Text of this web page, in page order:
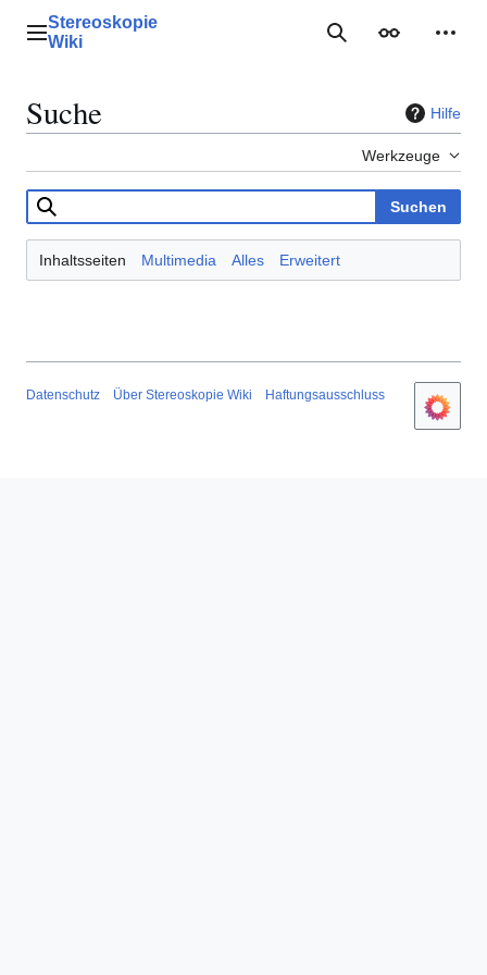
Inhalt
springenHauptmenü
Stereoskopie
Wiki
Suche
Suche Hilfe
Werkzeuge
Suchen
Inhaltsseiten Multimedia Alles Erweitert
Datenschutz Über Stereoskopie Wiki Haftungsausschluss